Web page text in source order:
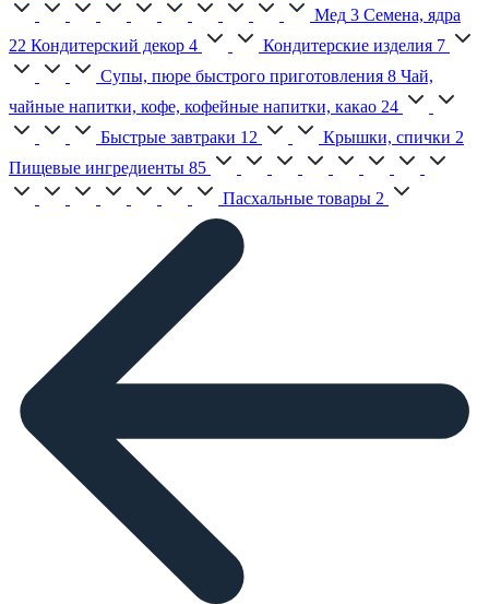
Мед 3 Семена, ядра
22 Кондитерский декор 4 Кондитерские изделия 7
Супы, пюре быстрого приготовления 8 Чай,
чайные напитки, кофе, кофейные напитки, какао 24
Быстрые завтраки 12 Крышки, спички 2
Пищевые ингредиенты 85
Пасхальные товары 2